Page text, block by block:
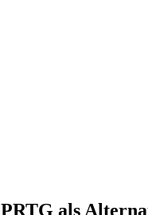
PRTG als